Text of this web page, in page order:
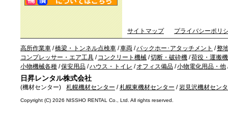
サイトマップ プライバシーポリ
高所作業車 /橋梁・トンネル点検車 /車両 /バックホー･アタッチメント /整
コンプレッサー・エア工具 / コンクリート機械 /切断・破砕機 /荷役・運搬
小物機械各種 /保安用品 /ハウス・トイレ / オフィス備品 /小物電化用品・他
日昇レンタル株式会社
(機材センター) 札幌機材センター /札幌東機材センター /岩見沢機材セン
Copyright (C) 2026 NISSHO RENTAL Co., Ltd. All rights reserved.